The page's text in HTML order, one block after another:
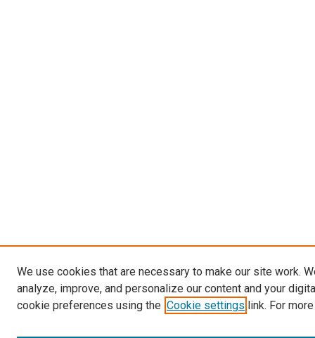
We use cookies that are necessary to make our site work.
analyze, improve, and personalize our content and your
cookie preferences using the Cookie settings link. For